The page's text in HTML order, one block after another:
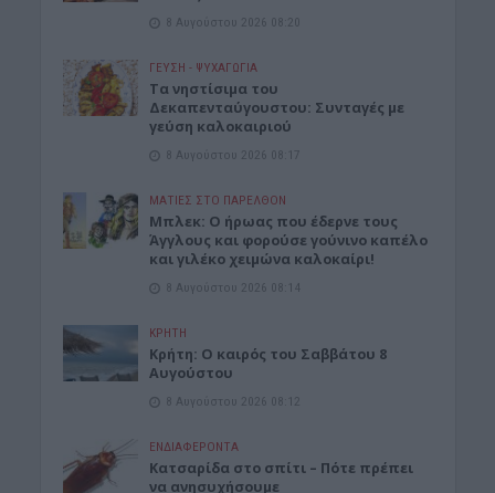
8 Αυγούστου 2026 08:20
ΓΕΎΣΗ - ΨΥΧΑΓΩΓΊΑ
Τα νηστίσιμα του
Δεκαπενταύγουστου: Συνταγές με
γεύση καλοκαιριού
8 Αυγούστου 2026 08:17
ΜΑΤΙΕΣ ΣΤΟ ΠΑΡΕΛΘΟΝ
Μπλεκ: O ήρωας που έδερνε τους
Άγγλους και φορούσε γούνινο καπέλο
και γιλέκο χειμώνα καλοκαίρι!
8 Αυγούστου 2026 08:14
ΚΡΗΤΗ
Κρήτη: O καιρός του Σαββάτου 8
Αυγούστου
8 Αυγούστου 2026 08:12
ΕΝΔΙΑΦΕΡΟΝΤΑ
Κατσαρίδα στο σπίτι – Πότε πρέπει
να ανησυχήσουμε